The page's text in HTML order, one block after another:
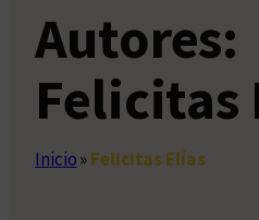
Autores:
Felicitas
Inicio»Felicitas Elías